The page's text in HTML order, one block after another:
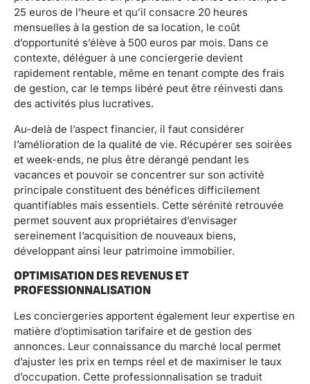
25 euros de l’heure et qu’il consacre 20 heures
mensuelles à la gestion de sa location, le coût
d’opportunité s’élève à 500 euros par mois. Dans ce
contexte, déléguer à une conciergerie devient
rapidement rentable, même en tenant compte des frais
de gestion, car le temps libéré peut être réinvesti dans
des activités plus lucratives.
Au-delà de l’aspect financier, il faut considérer
l’amélioration de la qualité de vie. Récupérer ses soirées
et week-ends, ne plus être dérangé pendant les
vacances et pouvoir se concentrer sur son activité
principale constituent des bénéfices difficilement
quantifiables mais essentiels. Cette sérénité retrouvée
permet souvent aux propriétaires d’envisager
sereinement l’acquisition de nouveaux biens,
développant ainsi leur patrimoine immobilier.
OPTIMISATION DES REVENUS ET
PROFESSIONNALISATION
Les conciergeries apportent également leur expertise en
matière d’optimisation tarifaire et de gestion des
annonces. Leur connaissance du marché local permet
d’ajuster les prix en temps réel et de maximiser le taux
d’occupation. Cette professionnalisation se traduit